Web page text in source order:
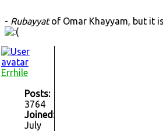
- Rubayyatof Omar Khayyam, but it
Errhile
Posts:
3764
Joined:
July